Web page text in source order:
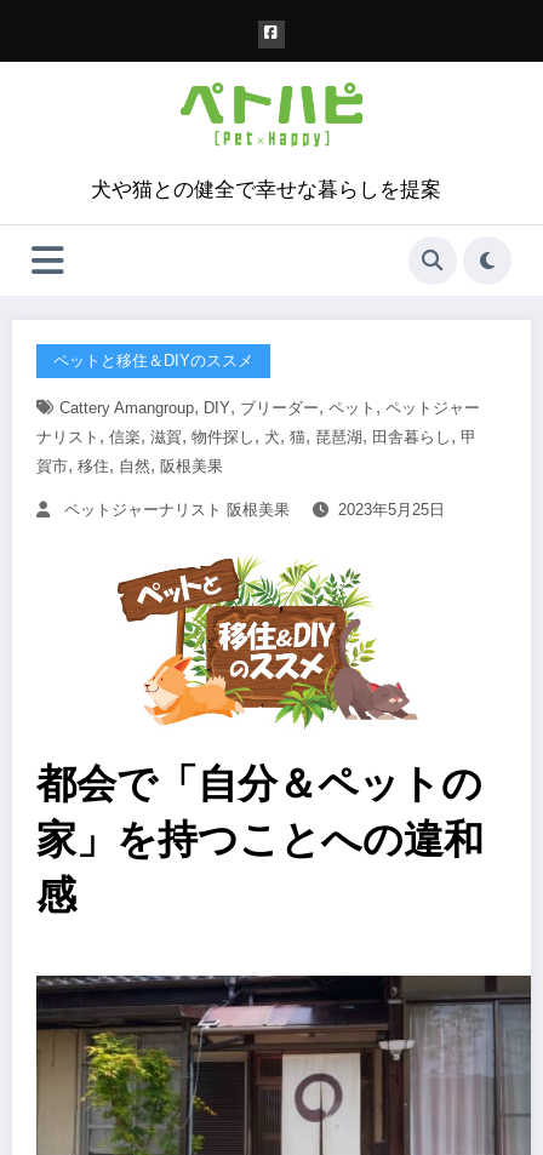
犬や猫との健全で幸せな暮らしを提案
ペットと移住＆DIYのススメ
Cattery Amangroup, DIY, ブリーダー, ペット , ペットジャー
ナリスト , 信楽, 滋賀, 物件探し , 犬, 猫, 琵琶湖 , 田舎暮らし , 甲
賀市, 移住, 自然, 阪根美果
ペットジャーナリスト 阪根美果 2023年5月25日
都会で「自分＆ペットの
家」を持つことへの違和
感